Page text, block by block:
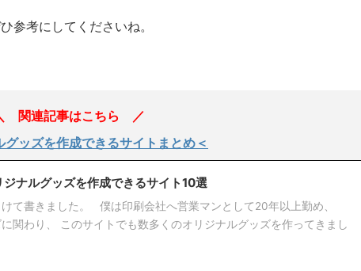
参考にしてくださいね。
関連記事はこちら ／
グッズを作成できるサイトまとめ＜
ジナルグッズを作成できるサイト10選
て書きました。 僕は印刷会社へ営業マンとして20年以上勤め、
関わり、 このサイトでも数多くのオリジナルグッズを作ってきまし